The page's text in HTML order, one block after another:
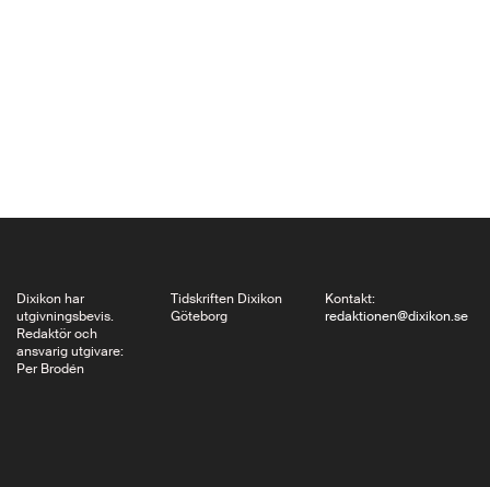
1994 som kommit att
Miaojins roman…
Dixikon har
utgivningsbevis.
Redaktör och
ansvarig utgivare:
Per Brodén
Tidskriften Dixikon
Göteborg
Kontakt:
redaktionen@dixikon.se